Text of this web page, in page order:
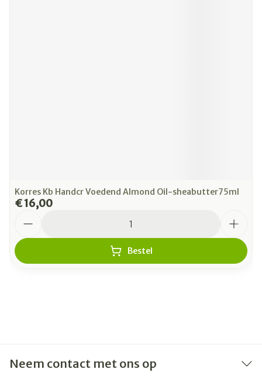
Korres Kb Handcr Voedend Almond Oil-sheabutter75ml
€ 16,00
Bestel
Neem contact met ons op